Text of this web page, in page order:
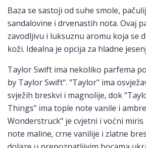
Baza se sastoji od suhe smole,
sandalovine i drvenastih nota. Ovaj
zavodljivu i luksuznu aromu koja se
koži. Idealna je opcija za hladne
Taylor Swift ima nekoliko parfema
by Taylor Swift". "Taylor" ima
svježih breskvi i magnolije, dok
Things" ima tople note vanile i
Wonderstruck" je cvjetni i voćni
note maline, crne vanilije i zlatne